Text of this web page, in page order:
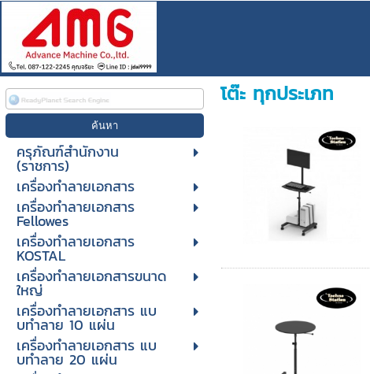
ครุภัณฑ์สำนักงาน
(ราชการ)
เครื่องทำลายเอกสาร
เครื่องทำลายเอกสาร
Fellowes
เครื่องทำลายเอกสาร
KOSTAL
เครื่องทำลายเอกสารขนาด
ใหญ่
เครื่องทําลายเอกสาร แบ
บทําลาย 10 แผ่น
เครื่องทําลายเอกสาร แบ
บทําลาย 20 แผ่น
โต๊ะ ทุกประเภท